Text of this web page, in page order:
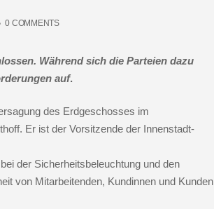
0 COMMENTS
Während sich die Parteien dazu
auf.
des Erdgeschosses im
Er ist der Vorsitzende der Innenstadt-
der Sicherheitsbeleuchtung und den
von Mitarbeitenden, Kundinnen und Kunden